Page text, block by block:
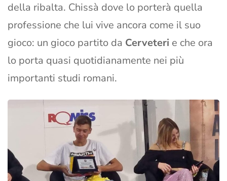
della ribalta. Chissà dove lo porterà quella
professione che lui vive ancora come il suo
gioco: un gioco partito da Cerveteri e che ora
lo porta quasi quotidianamente nei più
importanti studi romani.